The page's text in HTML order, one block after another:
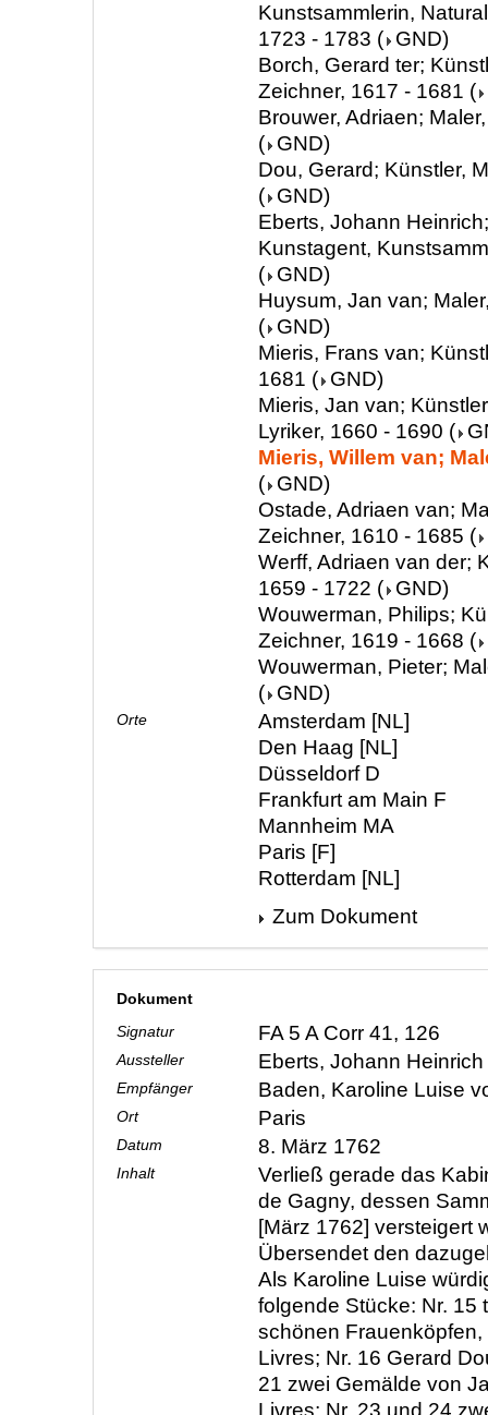
Kunstsammlerin,
1723 - 1783 ( GND)
Borch, Gerard ter;
Zeichner, 1617 - 1681 (
Brouwer, Adriaen;
( GND)
Dou, Gerard; Künstler,
( GND)
Eberts, Johann
Kunstagent,
( GND)
Huysum, Jan van;
( GND)
Mieris, Frans van;
1681 ( GND)
Mieris, Jan van;
Lyriker, 1660 - 1690 (
Mieris, Willem van;
( GND)
Ostade, Adriaen van;
Zeichner, 1610 - 1685 (
Werff, Adriaen van der;
1659 - 1722 ( GND)
Wouwerman, Philips;
Zeichner, 1619 - 1668 (
Wouwerman, Pieter;
( GND)
Orte
Amsterdam [NL]
Den Haag [NL]
Düsseldorf D
Frankfurt am Main F
Mannheim MA
Paris [F]
Rotterdam [NL]
Zum Dokument
Dokument
Signatur
FA 5 A Corr 41, 126
Aussteller Eberts, Johann Heinrich
Empfänger Baden, Karoline Luise
Ort Paris
Datum 8. März 1762
Inhalt
Verließ gerade das
de Gagny, dessen
[März 1762] versteigert
Übersendet den
Als Karoline Luise
folgende Stücke: Nr. 15
schönen
Livres; Nr. 16 Gerard
21 zwei Gemälde von
Livres; Nr. 23 und 24